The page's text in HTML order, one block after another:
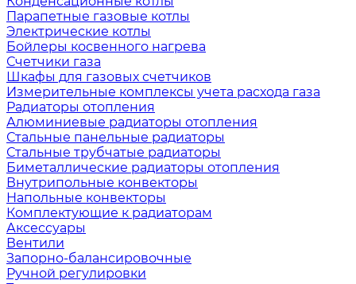
Парапетные газовые котлы
Электрические котлы
Бойлеры косвенного нагрева
Счетчики газа
Шкафы для газовых счетчиков
Измерительные комплексы учета расхода газа
Радиаторы отопления
Алюминиевые радиаторы отопления
Стальные панельные радиаторы
Стальные трубчатые радиаторы
Биметаллические радиаторы отопления
Внутрипольные конвекторы
Напольные конвекторы
Комплектующие к радиаторам
Аксессуары
Вентили
Запорно-балансировочные
Ручной регулировки